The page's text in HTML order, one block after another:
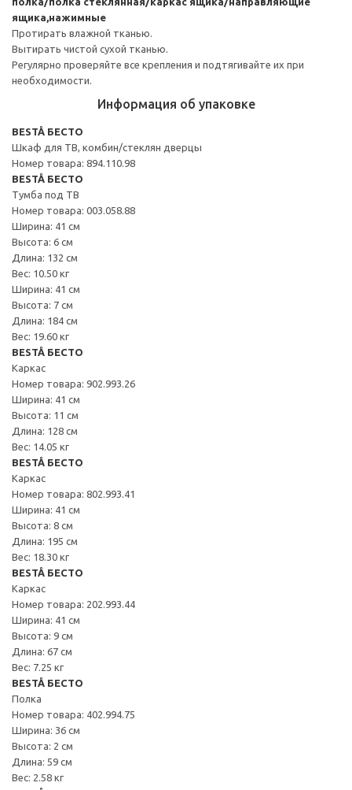
ящика,нажимные
Протирать влажной тканью.
Вытирать чистой сухой тканью.
Регулярно проверяйте все крепления и подтягивайте их при
необходимости.
Информация об упаковке
BESTÅ БЕСТО
Шкаф для ТВ, комбин/стеклян дверцы
Номер товара: 894.110.98
BESTÅ БЕСТО
Тумба под ТВ
Номер товара: 003.058.88
Ширина: 41 см
Высота: 6 см
Длина: 132 см
Вес: 10.50 кг
Ширина: 41 см
Высота: 7 см
Длина: 184 см
Вес: 19.60 кг
BESTÅ БЕСТО
Каркас
Номер товара: 902.993.26
Ширина: 41 см
Высота: 11 см
Длина: 128 см
Вес: 14.05 кг
BESTÅ БЕСТО
Каркас
Номер товара: 802.993.41
Ширина: 41 см
Высота: 8 см
Длина: 195 см
Вес: 18.30 кг
BESTÅ БЕСТО
Каркас
Номер товара: 202.993.44
Ширина: 41 см
Высота: 9 см
Длина: 67 см
Вес: 7.25 кг
BESTÅ БЕСТО
Полка
Номер товара: 402.994.75
Ширина: 36 см
Высота: 2 см
Длина: 59 см
Вес: 2.58 кг